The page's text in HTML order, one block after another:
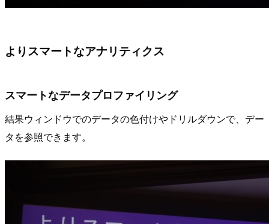
よりスマートなアナリティクス
スマートなデータプロファイリング
結果ウィンドウでのデータの色付けやドリルダウンで、デー
タを参照できます。